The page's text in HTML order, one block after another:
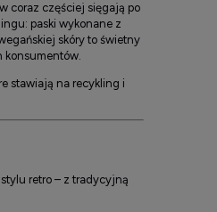
coraz częściej sięgają po
paski wykonane z
skóry to świetny
konsumentów.
stawiają na recykling i
retro – z tradycyjną